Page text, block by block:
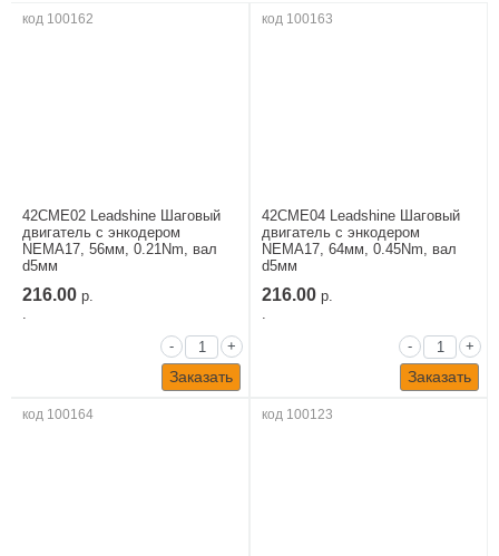
код 100162
42CME02 Leadshine Шаговый
двигатель c энкодером
NEMA17, 56мм, 0.21Nm, вал
d5мм
216.00 р.
-
+
Заказать
код 100163
42CME04 Leadshine Шаговый
двигатель c энкодером
NEMA17, 64мм, 0.45Nm, вал
d5мм
216.00 р.
-
+
Заказать
код 100164 код 100123